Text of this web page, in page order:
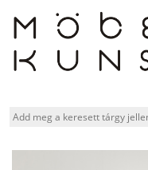
content